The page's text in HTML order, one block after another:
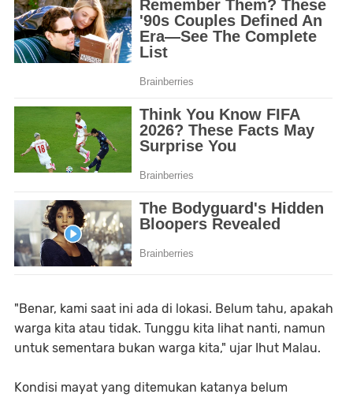
"Benar, kami saat ini ada di lokasi. Belum tahu, apakah
warga kita atau tidak. Tunggu kita lihat nanti, namun
untuk sementara bukan warga kita," ujar Ihut Malau.
Kondisi mayat yang ditemukan katanya belum